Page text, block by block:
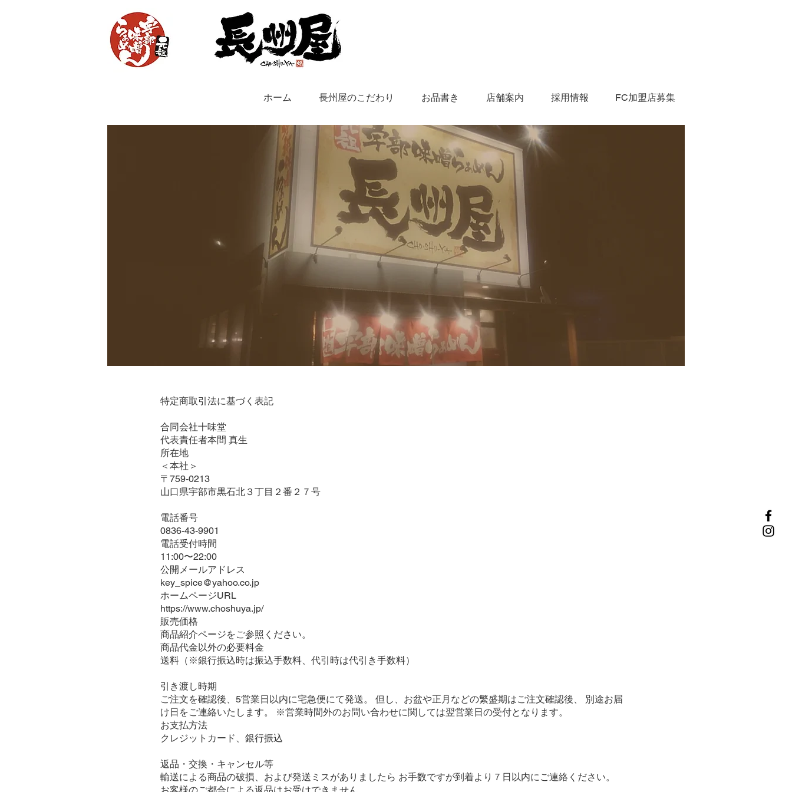
ホーム 長州屋のこだわり お品書き 店舗案内 採用情報 FC加盟店募集
特定商取引法に基づく表記
合同会社十味堂
代表責任者本間 真生
所在地
＜本社＞
〒759-0213
山口県宇部市黒石北３丁目２番２７号
電話番号
0836-43-9901
電話受付時間
11:00〜22:00
公開メールアドレス
key_spice@yahoo.co.jp
ホームページURL
https://www.choshuya.jp/
販売価格
商品紹介ページをご参照ください。
商品代金以外の必要料金
送料（※銀行振込時は振込手数料、代引時は代引き手数料）
引き渡し時期
ご注文を確認後、5営業日以内に宅急便にて発送。 但し、お盆や正月などの繁盛期はご注文確認後、 別途お届
け日をご連絡いたします。 ※営業時間外のお問い合わせに関しては翌営業日の受付となります。
お支払方法
クレジットカード、銀行振込
返品・交換・キャンセル等
輸送による商品の破損、および発送ミスがありましたら お手数ですが到着より７日以内にご連絡ください。